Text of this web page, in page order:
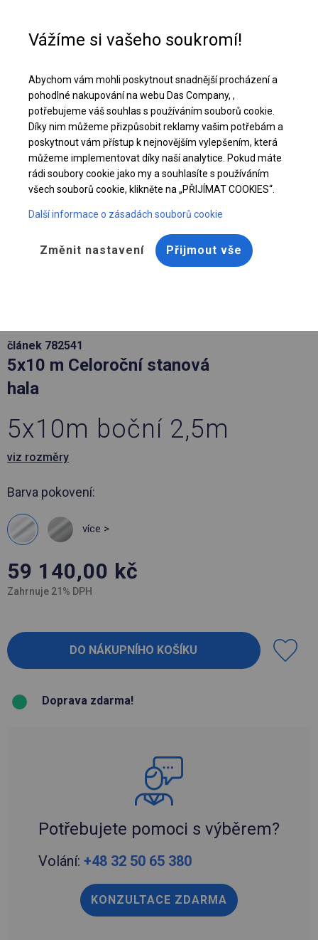
Stáhněte si nabídku PDF
článek 782541
5x10 m Celoroční stanová
hala
5x10m boční 2,5m
viz rozměry
Barva pokovení:
více >
59 140,00 kč
Zahrnuje 21% DPH
Doprava zdarma!
Potřebujete pomoci s výběrem?
Volání: +48 32 50 65 380
KONZULTACE ZDARMA
Vážíme si vašeho soukromí!
Abychom vám mohli poskytnout snadnější procházení a
pohodlné nakupování na webu Das Company, ,
potřebujeme váš souhlas s používáním souborů cookie.
Díky nim můžeme přizpůsobit reklamy vašim potřebám a
poskytnout vám přístup k nejnovějším vylepšením, která
můžeme implementovat díky naší analytice. Pokud máte
rádi soubory cookie jako my a souhlasíte s používáním
všech souborů cookie, klikněte na „PŘIJÍMAT COOKIES“.
Další informace o zásadách souborů cookie
Změnit nastavení Přijmout vše